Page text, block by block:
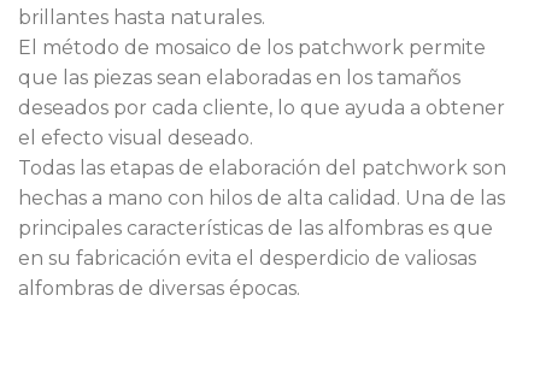
brillantes hasta naturales.
El método de mosaico de los patchwork permite
que las piezas sean elaboradas en los tamaños
deseados por cada cliente, lo que ayuda a obtener
el efecto visual deseado.
Todas las etapas de elaboración del patchwork son
hechas a mano con hilos de alta calidad. Una de las
principales características de las alfombras es que
en su fabricación evita el desperdicio de valiosas
alfombras de diversas épocas.